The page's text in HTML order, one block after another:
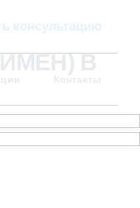
консультацию
Контакты
В